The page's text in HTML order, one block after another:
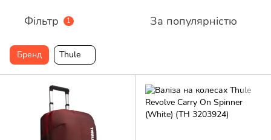
Фільтр 1 За популярністю
Бренд Thule